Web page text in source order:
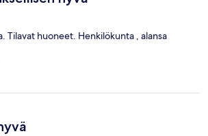
Tilavat huoneet. Henkilökunta , alansa